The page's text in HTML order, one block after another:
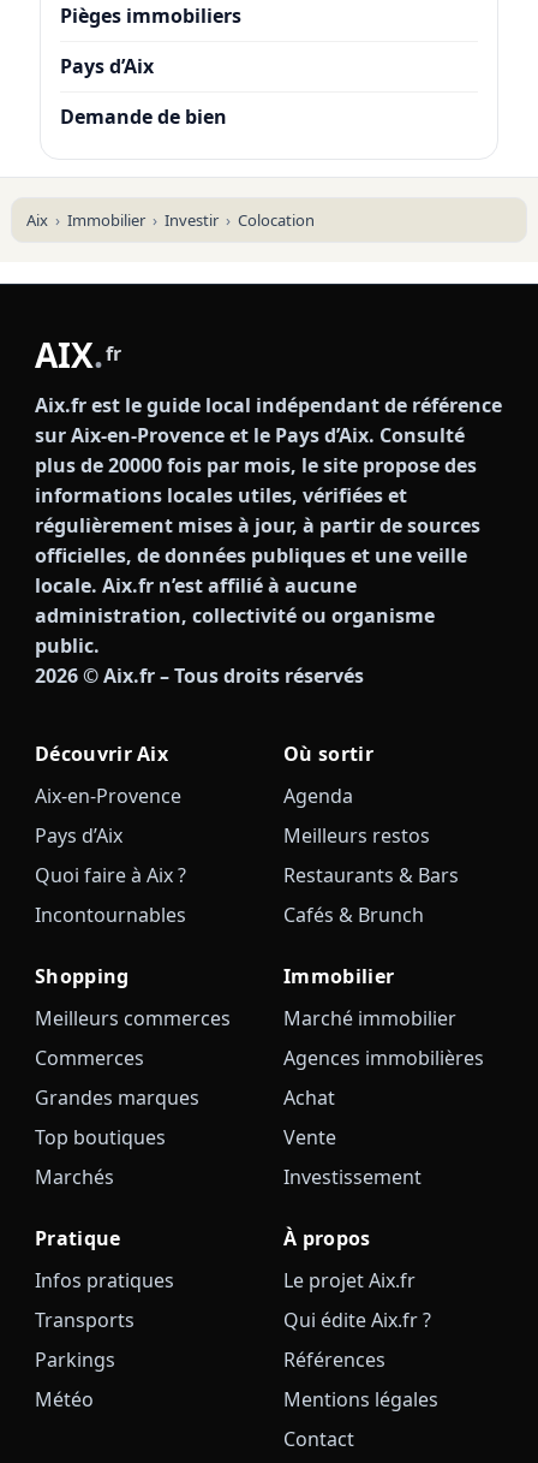
Pièges immobiliers
Pays d’Aix
Demande de bien
Aix Immobilier Investir Colocation
AIX.fr
Aix.fr est le guide local indépendant de référence
sur Aix-en-Provence et le Pays d’Aix. Consulté
plus de 20000 fois par mois, le site propose des
informations locales utiles, vérifiées et
régulièrement mises à jour, à partir de sources
officielles, de données publiques et une veille
locale. Aix.fr n’est affilié à aucune
administration, collectivité ou organisme
public.
2026© Aix.fr – Tous droits réservés
Découvrir Aix
Aix-en-Provence
Pays d’Aix
Quoi faire à Aix ?
Incontournables
Où sortir
Agenda
Meilleurs restos
Restaurants & Bars
Cafés & Brunch
Shopping
Meilleurs commerces
Commerces
Grandes marques
Top boutiques
Marchés
Immobilier
Marché immobilier
Agences immobilières
Achat
Vente
Investissement
Pratique
Infos pratiques
Transports
Parkings
Météo
À propos
Le projet Aix.fr
Qui édite Aix.fr ?
Références
Mentions légales
Contact